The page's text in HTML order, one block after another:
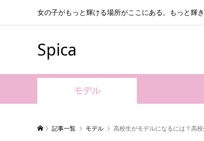
女の子がもっと輝ける場所がここにある。もっと輝
Spica
モデル
記事一覧 モデル 高校生がモデルになるには？高